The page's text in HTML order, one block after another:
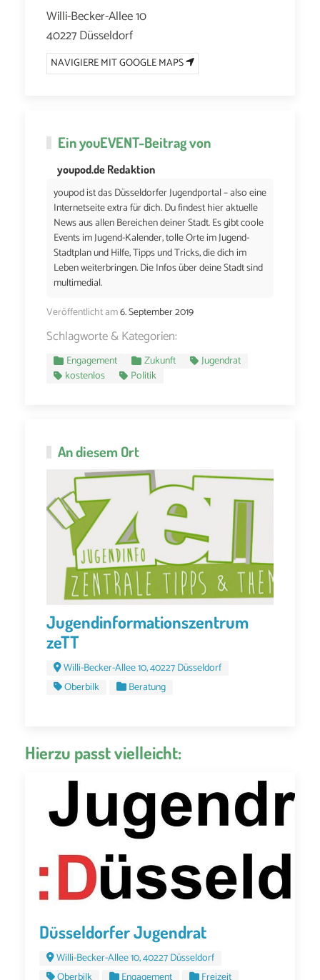
Willi-Becker-Allee 10
40227 Düsseldorf
NAVIGIERE MIT GOOGLE MAPS
EinyouEVENT-Beitrag von
youpod.de Redaktion
youpod ist das Düsseldorfer Jugendportal – also eine
Internetseite extra für dich. Du findest hier aktuelle
News aus allen Bereichen deiner Stadt. Es gibt coole
Events im Jugend-Kalender, tolle Orte im Jugend-
Stadtplan und Hilfe, Tipps und Tricks, die dich im
Leben weiterbringen. Die Infos über deine Stadt sind
multimedial.
Veröffentlicht am6. September 2019
Schlagworte & Kategorien:
Engagement Zukunft
Jugendrat
kostenlos
Politik
An diesem Ort
Jugendinformationszentrum
zeTT
Willi-Becker-Allee 10, 40227 Düsseldorf
Oberbilk
Beratung
Hierzu passt vielleicht:
Düsseldorfer Jugendrat
Willi-Becker-Allee 10, 40227 Düsseldorf